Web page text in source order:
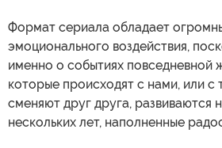
Формат сериала обладает
эмоционального воздействия,
именно о событиях повседневной
которые происходят с нами, или с
сменяют друг друга, развиваются
нескольких лет, наполненные